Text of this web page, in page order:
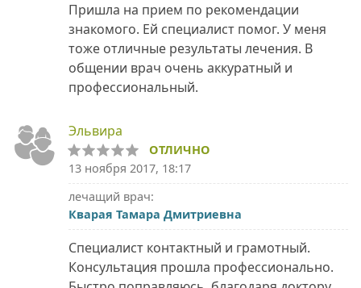
Пришла на прием по рекомендации
знакомого. Ей специалист помог. У меня
тоже отличные результаты лечения. В
общении врач очень аккуратный и
профессиональный.
Эльвира
ОТЛИЧНО
13 ноября 2017, 18:17
лечащий врач:
Кварая Тамара Дмитриевна
Специалист контактный и грамотный.
Консультация прошла профессионально.